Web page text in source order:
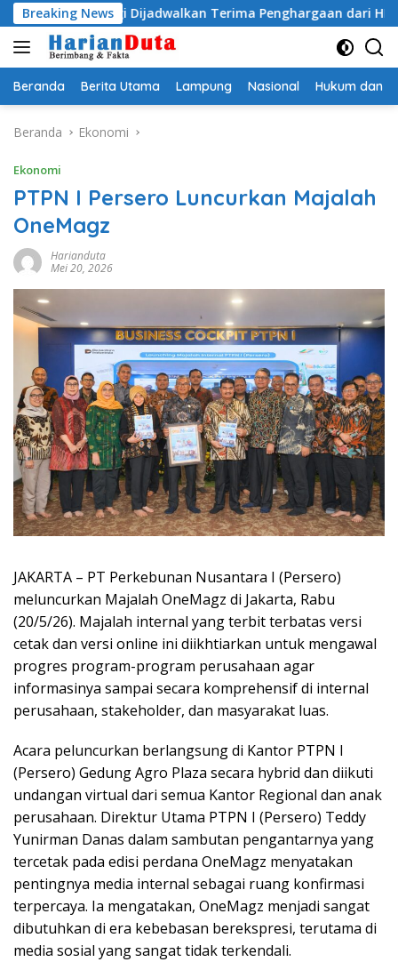
Langsung
ke
konten
Breaking News
Dijadwalkan Terima Penghargaan dari HKBP Lampung
Beranda Berita Utama Lampung Nasional Hukum dan
Beranda Ekonomi
Ekonomi
PTPN I Persero Luncurkan Majalah
OneMagz
Harianduta
Mei 20, 2026
JAKARTA – PT Perkebunan Nusantara I (Persero)
meluncurkan Majalah OneMagz di Jakarta, Rabu
(20/5/26). Majalah internal yang terbit terbatas versi
cetak dan versi online ini diikhtiarkan untuk mengawal
progres program-program perusahaan agar
informasinya sampai secara komprehensif di internal
perusahaan, stakeholder, dan masyarakat luas.
Acara peluncurkan berlangsung di Kantor PTPN I
(Persero) Gedung Agro Plaza secara hybrid dan diikuti
undangan virtual dari semua Kantor Regional dan anak
perusahaan. Direktur Utama PTPN I (Persero) Teddy
Yunirman Danas dalam sambutan pengantarnya yang
tercetak pada edisi perdana OneMagz menyatakan
pentingnya media internal sebagai ruang konfirmasi
terpercaya. Ia mengatakan, OneMagz menjadi sangat
dibutuhkan di era kebebasan berekspresi, terutama di
media sosial yang sangat tidak terkendali.